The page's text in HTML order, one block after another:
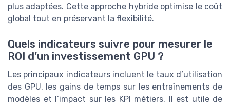
plus adaptées. Cette approche hybride optimise le coût
global tout en préservant la flexibilité.
Quels indicateurs suivre pour mesurer le
ROI d’un investissement GPU ?
Les principaux indicateurs incluent le taux d’utilisation
des GPU, les gains de temps sur les entraînements de
modèles et l’impact sur les KPI métiers. Il est utile de